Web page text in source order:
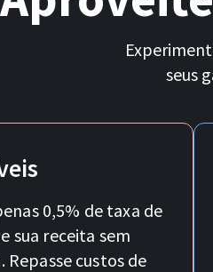
seus
0,5% de taxa de
sua receita sem
Repasse custos de